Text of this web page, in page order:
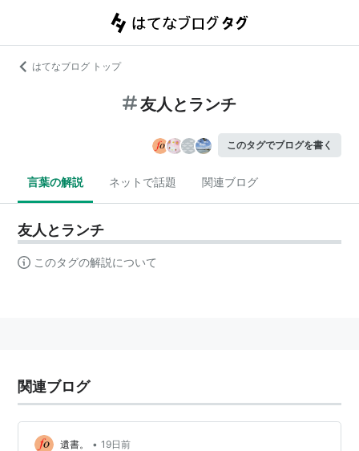
はてなブログ トップ
友人とランチ
このタグでブログを書く
言葉の解説 ネットで話題 関連ブログ
友人とランチ
このタグの解説について
関連ブログ
遺書。 • 19日前